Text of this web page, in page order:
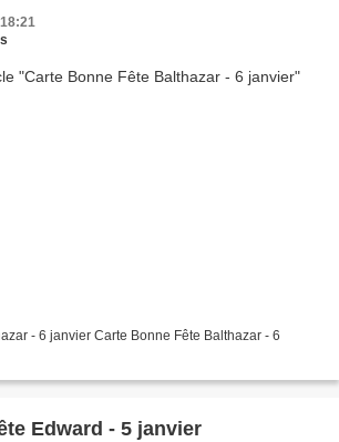
- 6 janvier Carte Bonne Fête Balthazar - 6
Edward - 5 janvier